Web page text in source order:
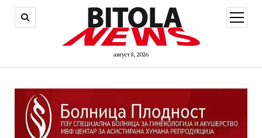
август 8, 2026
open
menu